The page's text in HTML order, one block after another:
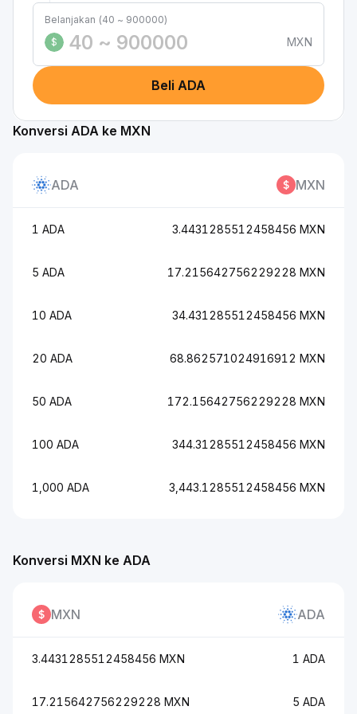
Belanjakan (40 ~ 900000)
$
MXN
Beli ADA
Konversi ADA ke MXN
ADA MXN
1 ADA 3.4431285512458456 MXN
5 ADA 17.215642756229228 MXN
10 ADA 34.431285512458456 MXN
20 ADA 68.862571024916912 MXN
50 ADA 172.15642756229228 MXN
100 ADA 344.31285512458456 MXN
1,000 ADA 3,443.1285512458456 MXN
Konversi MXN ke ADA
MXN ADA
3.4431285512458456 MXN 1 ADA
17.215642756229228 MXN 5 ADA